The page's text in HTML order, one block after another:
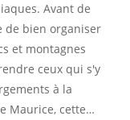
Avant de
de bien organiser
et montagnes
ceux qui s'y
à la
Maurice, cette…